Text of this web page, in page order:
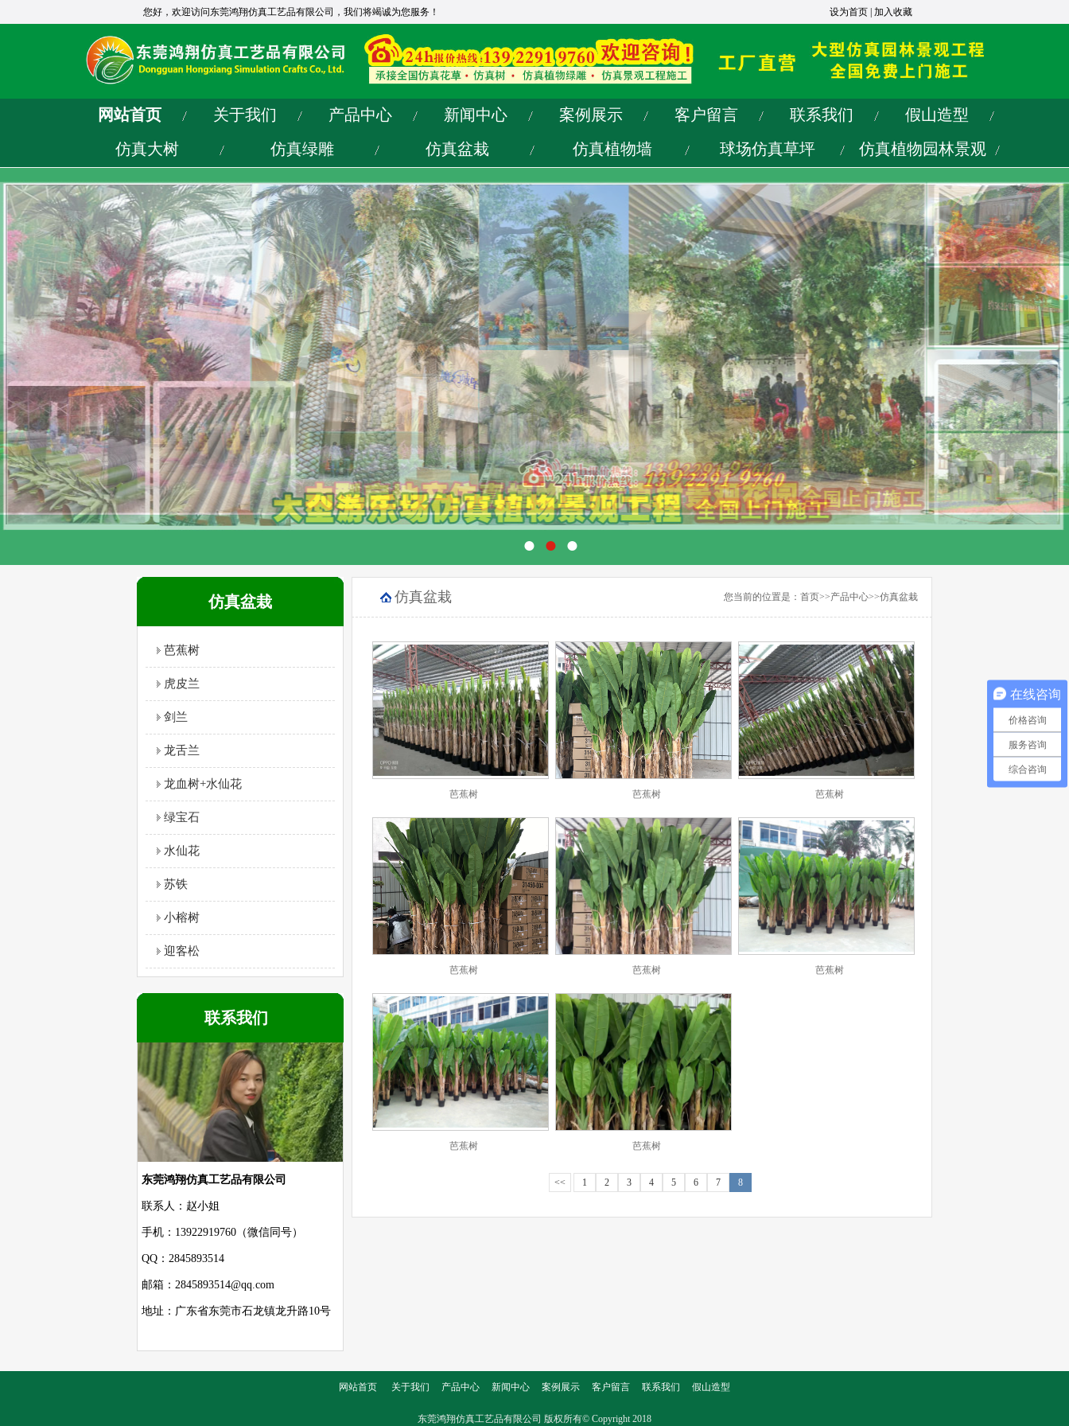
您好，欢迎访问东莞鸿翔仿真工艺品有限公司，我们将竭诚为您服务！ 设为首页 加入收藏
网站首页 关于我们 产品中心 新闻中心 案例展示 客户留言 联系我们
假山造型
仿真大树
仿真绿雕 仿真盆栽 仿真植物墙 球场仿真草坪 仿真植物园林景观
● ● ●
仿真盆栽
芭蕉树
虎皮兰
剑兰
龙舌兰
龙血树+水仙花
绿宝石
水仙花
苏铁
小榕树
迎客松
联系我们
东莞鸿翔仿真工艺品有限公司
联系人：赵小姐
手机：13922919760（微信同号）
QQ：2845893514
邮箱：2845893514@qq.com
地址：广东省东莞市石龙镇龙升路10号
仿真盆栽 您当前的位置是： 首页>>产品中心>>仿真盆栽
芭蕉树 芭蕉树 芭蕉树
芭蕉树 芭蕉树 芭蕉树
芭蕉树 芭蕉树
<< 1 2 3 4 5 6 7 8
网站首页 关于我们 产品中心 新闻中心 案例展示 客户留言 联系我们 假山造型
东莞鸿翔仿真工艺品有限公司 版权所有© Copyright 2018
在线咨询
价格咨询
服务咨询
综合咨询